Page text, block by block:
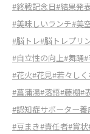
#終戦記念日#結果発
#美味しいランチ#美
#脳トレ#脳トレプリ
#自立性の向上#舞踊
#花火#花見#若々しく
#菖蒲湯#落語#藤棚#
#認知症サポーター養
#豆まき#責任者#賞状